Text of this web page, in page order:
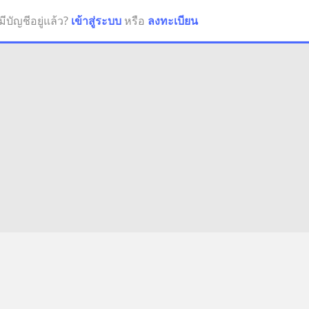
มีบัญชีอยู่แล้ว? เข้าสู่ระบบ หรือ ลงทะเบียน